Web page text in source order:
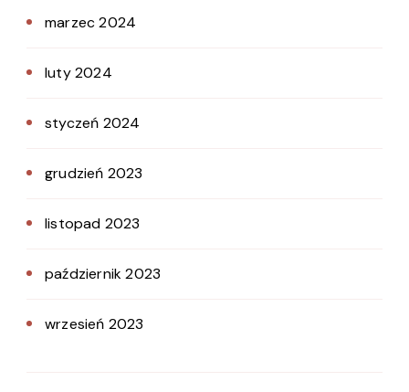
marzec 2024
luty 2024
styczeń 2024
grudzień 2023
listopad 2023
październik 2023
wrzesień 2023